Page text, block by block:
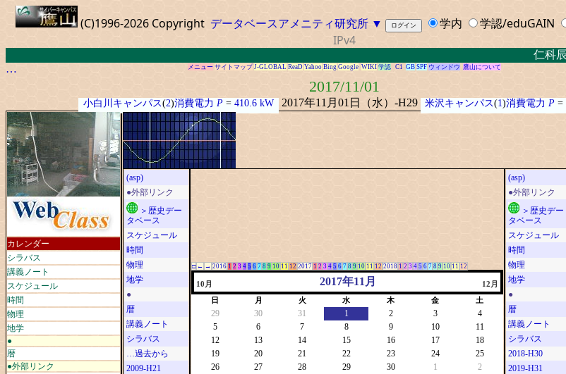
(C)1996-2026 Copyright データベースアメニティ研究所 ▼ 学内 学認/eduGAIN
IPv4
仁科辰夫
…
メニュー サイトマップ J-GLOBAL ReaD Yahoo Bing Google WIKI 学認 C1 GB SPF ウィンドウ 鷹山について
2017/11/01
小白川キャンパス(2)消費電力 P= 410.6 kW 2017年11月01日（水）-H29 米沢キャンパス(1)消費電力 P =
カレンダー
シラバス
講義ノート
スケジュール
時間
物理
地学
●
暦
●外部リンク
(asp)
●外部リンク
＞歴史デー
タベース
スケジュール
時間
物理
地学
●
暦
講義ノート
シラバス
…過去から
2009-H21
□ ← → 2016 1 2 3 4 5 6 7 8 9 10 11 12 2017 1 2 3 4 5 6 7 8 9 10 11 12 2018 1 2 3 4 5 6 7 8 9 10 11 12
10月 2017年11月 12月
日 月 火 水 木 金 土
29 30 31 1 2 3
4
5
6 7 8 9 10
11
12
13 14 15 16 17
18
19
20 21 22 23 24
25
26
27 28 29 30 1
2
(asp)
●外部リンク
＞歴史デー
タベース
スケジュール
時間
物理
地学
●
暦
講義ノート
シラバス
2018-H30
2019-H31